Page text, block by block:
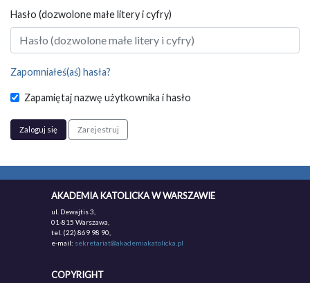
Hasło (dozwolone małe litery i cyfry)
Zapomniałeś(aś) hasła?
Zapamiętaj nazwę użytkownika i hasło
Zaloguj się Zarejestruj
AKADEMIA KATOLICKA W WARSZAWIE
ul. Dewajtis 3,
01-815 Warszawa,
tel. (22) 869 98 90,
e-mail: sekretariat@akademiakatolicka.pl
COPYRIGHT